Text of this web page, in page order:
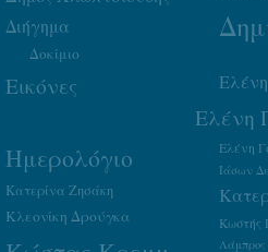
Διήγημα
Δοκίμιο
Εικόνες
Ελένη
Ελένη
Ημερολόγιο Ιάσων
Κατερίνα Ζησάκη
Κλεονίκη Δρούγκα Κωστής
Λάμπρος